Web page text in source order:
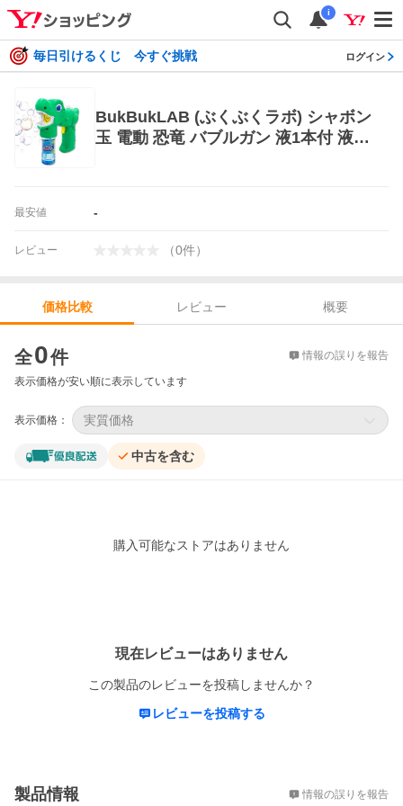
i
毎日引けるくじ 今すぐ挑戦 ログイン
BukBukLAB (ぶくぶくラボ) シャボン
玉 電動 恐竜 バブルガン 液1本付 液だ
最安値 -
レビュー （0件）
価格比較 レビュー
概要
全0件 情報の誤りを報告
表示価格が安い順に表示しています
表示価格： 実質価格
中古を含む
購入可能なストアはありません
現在レビューはありません
この製品のレビューを投稿しませんか？
レビューを投稿する
製品情報 情報の誤りを報告